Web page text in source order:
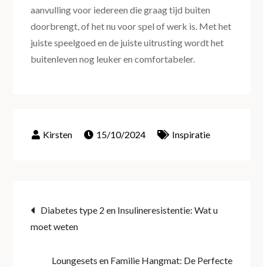
aanvulling voor iedereen die graag tijd buiten
doorbrengt, of het nu voor spel of werk is. Met het
juiste speelgoed en de juiste uitrusting wordt het
buitenleven nog leuker en comfortabeler.
15/10/2024 Inspiratie
Post
navigation
Diabetes type 2 en Insulineresistentie: Wat u
moet weten
Loungesets en Familie Hangmat: De Perfecte